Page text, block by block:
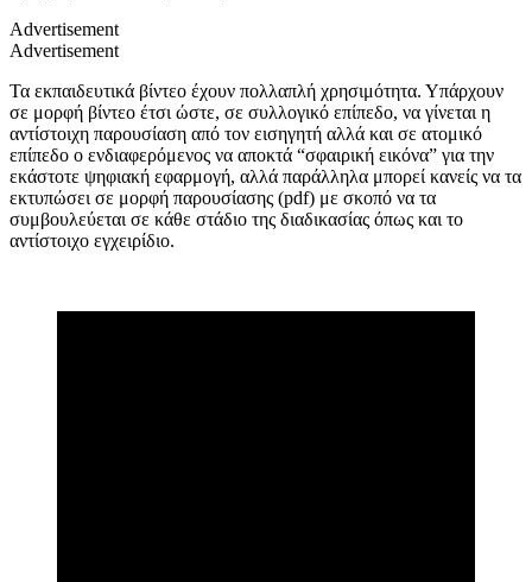
Advertisement
Advertisement
Τα εκπαιδευτικά βίντεο έχουν πολλαπλή χρησιμότητα. Υπάρχουν
σε μορφή βίντεο έτσι ώστε, σε συλλογικό επίπεδο, να γίνεται η
αντίστοιχη παρουσίαση από τον εισηγητή αλλά και σε ατομικό
επίπεδο ο ενδιαφερόμενος να αποκτά “σφαιρική εικόνα” για την
εκάστοτε ψηφιακή εφαρμογή, αλλά παράλληλα μπορεί κανείς να τα
εκτυπώσει σε μορφή παρουσίασης (pdf) με σκοπό να τα
συμβουλεύεται σε κάθε στάδιο της διαδικασίας όπως και το
αντίστοιχο εγχειρίδιο.